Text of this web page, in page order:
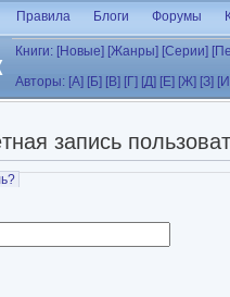
Правила Блоги Форумы
Книги: [Новые] [Жанры] [Серии]
Авторы: [А] [Б] [В] [Г] [Д] [Е] [Ж] [З]
запись